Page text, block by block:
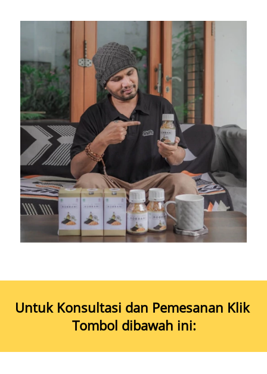
Untuk Konsultasi dan Pemesanan Klik
Tombol dibawah ini: